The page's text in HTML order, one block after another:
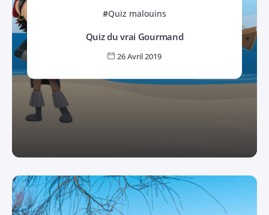
Quiz malouins
Quiz du vrai Gourmand
26 Avril 2019